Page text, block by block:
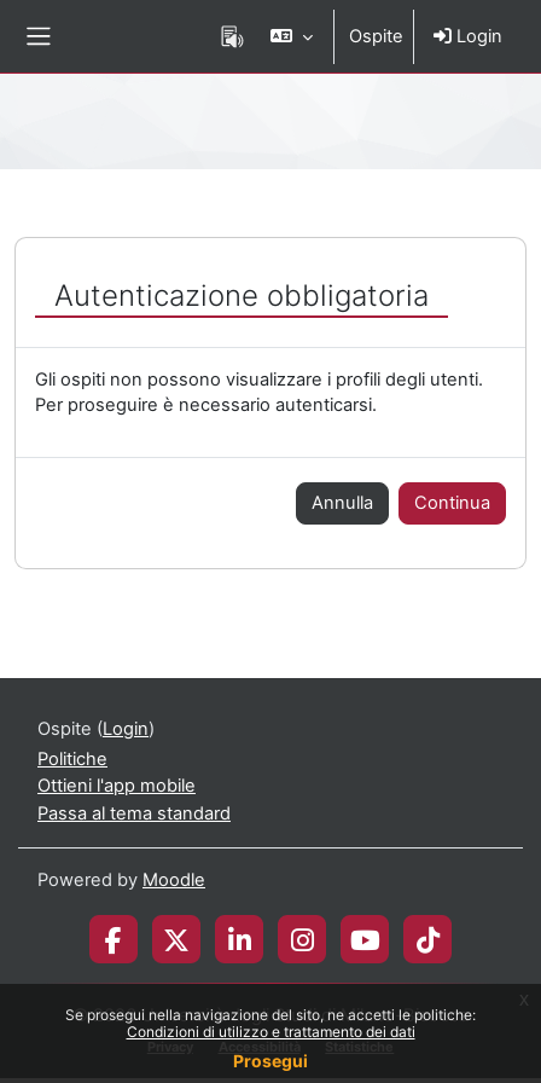
Se prosegui nella navigazione del sito, ne accetti le politiche:
Condizioni di utilizzo e trattamento dei dati
Prosegui
x
Ospite Login
Autenticazione obbligatoria
Gli ospiti non possono visualizzare i profili degli utenti.
Per proseguire è necessario autenticarsi.
Annulla Continua
Ospite (Login)
Politiche
Ottieni l'app mobile
Passa al tema standard
Powered by Moodle
© 2026 Università degli Studi di Milano-Bicocca